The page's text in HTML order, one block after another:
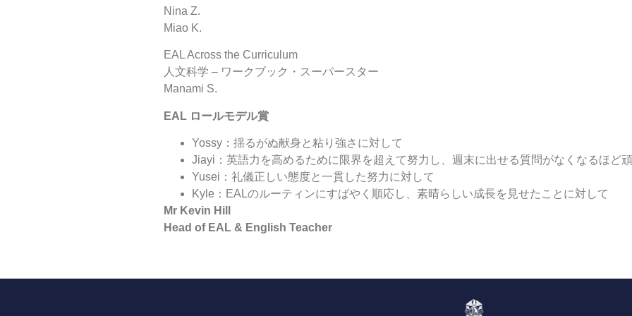
Nina Z.
Miao K.
EAL Across the Curriculum
人文科学 – ワークブック・スーパースター
Manami S.
EAL ロールモデル賞
Yossy：揺るがぬ献身と粘り強さに対して
Jiayi：英語力を高めるために限界を超えて努力し、週末に出せる質問がなくなるほど
Yusei：礼儀正しい態度と一貫した努力に対して
Kyle：EALのルーティンにすばやく順応し、素晴らしい成長を見せたことに対して
Mr Kevin Hill
Head of EAL & English Teacher